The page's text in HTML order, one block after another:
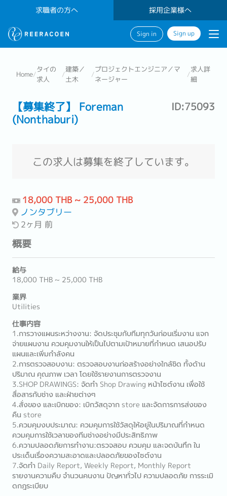
求職者の方へ 採用企業様へ
Sign in Sign up
Home/
タイの
求人
/
建築／
土木
/
プロジェクトエンジニア／マ
ネージャー
/
求人詳
細
【募集終了】 Foreman
(Nonthaburi)
ID:75093
この求人は募集を終了しています。
18,000 THB ~ 25,000 THB
ノンタブリー
2ヶ月 前
概要
給与
18,000 THB ~ 25,000 THB
業界
Utilities
仕事内容
1.การวางแผนระหว่างงาน: จัดประชุมกับทีมทุกวันก่อนเริ่มงาน แจก
จ่ายแผนงาน ควมคุมงานให้เป็นไปตามเป้าหมายที่กำหนด เสนอปรับ
แผนและเพิ่มกำลังคน
2.การตรวจสอบงาน: ตรวจสอบงานก่อสร้างอย่างใกล้ชิด ทั้งด้าน
ปริมาณ คุณภาพ เวลา โดยใช้รายงานการตรวจงาน
3.SHOP DRAWINGS: จัดทำ Shop Drawing หน้าไซต์งาน เพื่อใช้
สื่อสารกับช่าง และฝ่ายต่างๆ
4.สั่งของ และเบิกของ: เบิกวัสดุจาก store และจัดการการส่งของ
คืน store
5.ควมคุมงบประมาณ: ควมคุมการใช้วัสดุให้อยู่ในปริมาณที่กำหนด
ควมคุมการใช้เวลาของทีมช่างอย่างมีประสิทธิภาพ
6.ความปลอดภัยการทำงาน:ตรวจสอบ ควมคุม และจดบันทึก ใน
ประเด็นเรื่องความสะอาดและปลอดภัยของไซต์งาน
7.จัดทำ Daily Report, Weekly Report, Monthly Report
รายงานความคืบ จำนวนคนงาน ปัญหาทั่วไป ความปลอดภัย การระเมิ
ดกฎระเบียบ